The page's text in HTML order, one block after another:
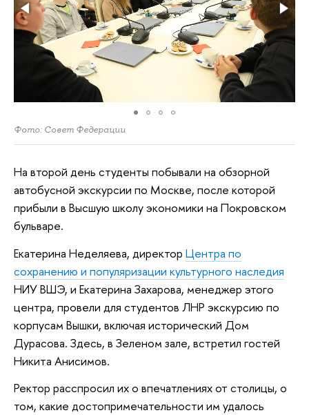
Фото: Совет Федерации
На второй день студенты побывали на обзорной
автобусной экскурсии по Москве, после которой
прибыли в Высшую школу экономики на Покровском
бульваре.
Екатерина Неделяева, директор Центра по
сохранению и популяризации культурного наследия
НИУ ВШЭ, и Екатерина Захарова, менеджер этого
центра, провели для студентов ЛНР экскурсию по
корпусам Вышки, включая исторический Дом
Дурасова. Здесь, в Зеленом зале, встретил гостей
Никита Анисимов.
Ректор расспросил их о впечатлениях от столицы, о
том, какие достопримечательности им удалось